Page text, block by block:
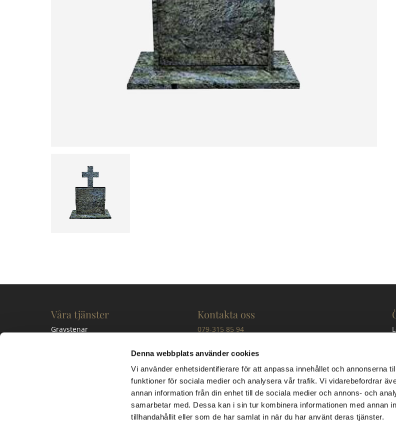
Denna webbplats använder cookies
Vi använder enhetsidentifierare för att anpassa innehållet och annonserna
funktioner för sociala medier och analysera vår trafik. Vi vidarebefordrar
annan information från din enhet till de sociala medier och annons- och
samarbetar med. Dessa kan i sin tur kombinera informationen med annan
tillhandahållit eller som de har samlat in när du har använt deras tjänster.
Våra tjänster
Gravstenar
Kontakta oss
079-315 85 94
Besök Granit & Marmorgruppen AB
Södra Möinge 7130
268 74 Billeberga